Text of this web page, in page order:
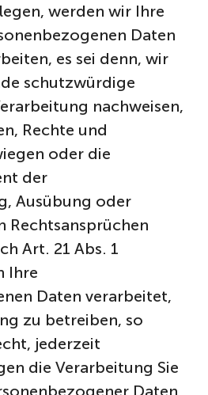
werden wir Ihre
Daten
es sei denn, wir
schutzwürdige
nachweisen,
Rechte und
oder die
der
Ausübung oder
Rechtsansprüchen
Art. 21 Abs. 1
Ihre
Daten verarbeitet,
zu betreiben, so
jederzeit
die Verarbeitung Sie
Daten